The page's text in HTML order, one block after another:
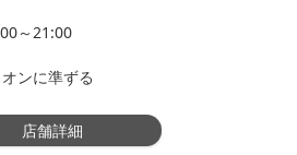
～21:00
ンに準ずる
店舗詳細